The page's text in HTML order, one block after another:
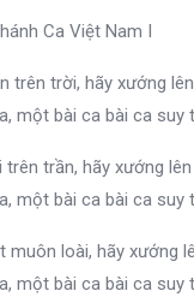
Ca Việt Nam I
trên trời, hãy xướng
một bài ca bài ca suy
trên trần, hãy xướng
một bài ca bài ca suy
muôn loài, hãy xướng
một bài ca bài ca suy